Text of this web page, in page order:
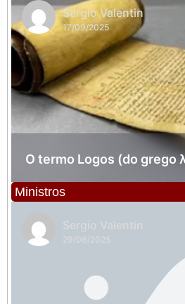
Sergio Valentin
17/09/2025
O termo Logos (do grego
Ministros
Sergio Valentin
29/06/2025